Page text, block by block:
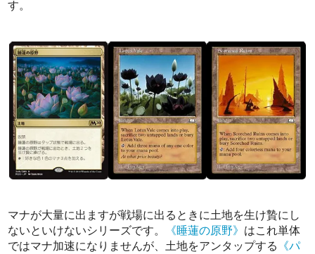
す。
マナが大量に出ますが戦場に出るときに土地を生け贄にし
ないといけないシリーズです。
《睡蓮の原野》 はこれ単体
ではマナ加速になりませんが、土地をアンタップする 《パ